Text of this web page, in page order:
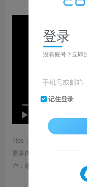
Tips：1.内容图片或视频
更多内容（无展示酷水印
户，建议用123云盘可获
登录
没有账号？立即
手机号或邮箱
记住登录